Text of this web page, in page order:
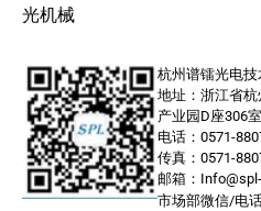
光机械
杭州谱镭光电技
地址：浙江省
产业园D座306室
电话：0571-
传真：0571-
邮箱：
市场部微信/电